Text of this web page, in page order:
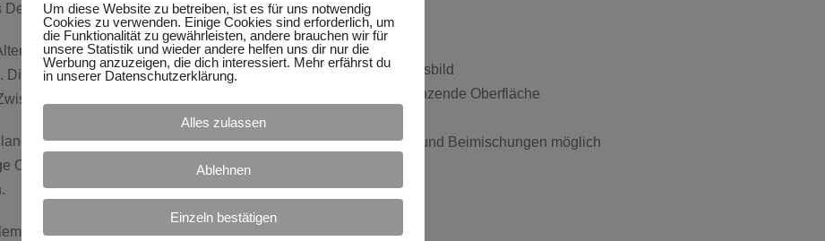
des Bodens entsteht.
zu einem
Diese wird direkt auf den
Er ist das ideale
Objekte geht. Selbst kleinste
für Wohn- und Büroräume,
Sehr gute Reinigung
Fugenlose Oberfläche
Kreatives Erscheinungsbild
Glatte auf Wunsch glänzende Oberfläche
Verschiedene Farben und Beimischungen möglich
Um diese Website zu betreiben, ist es für uns notwendig
Cookies zu verwenden. Einige Cookies sind erforderlich, um
die Funktionalität zu gewährleisten, andere brauchen wir für
unsere Statistik und wieder andere helfen uns dir nur die
Werbung anzuzeigen, die dich interessiert. Mehr erfährst du
in unserer Datenschutzerklärung.
Alles zulassen
Ablehnen
Einzeln bestätigen